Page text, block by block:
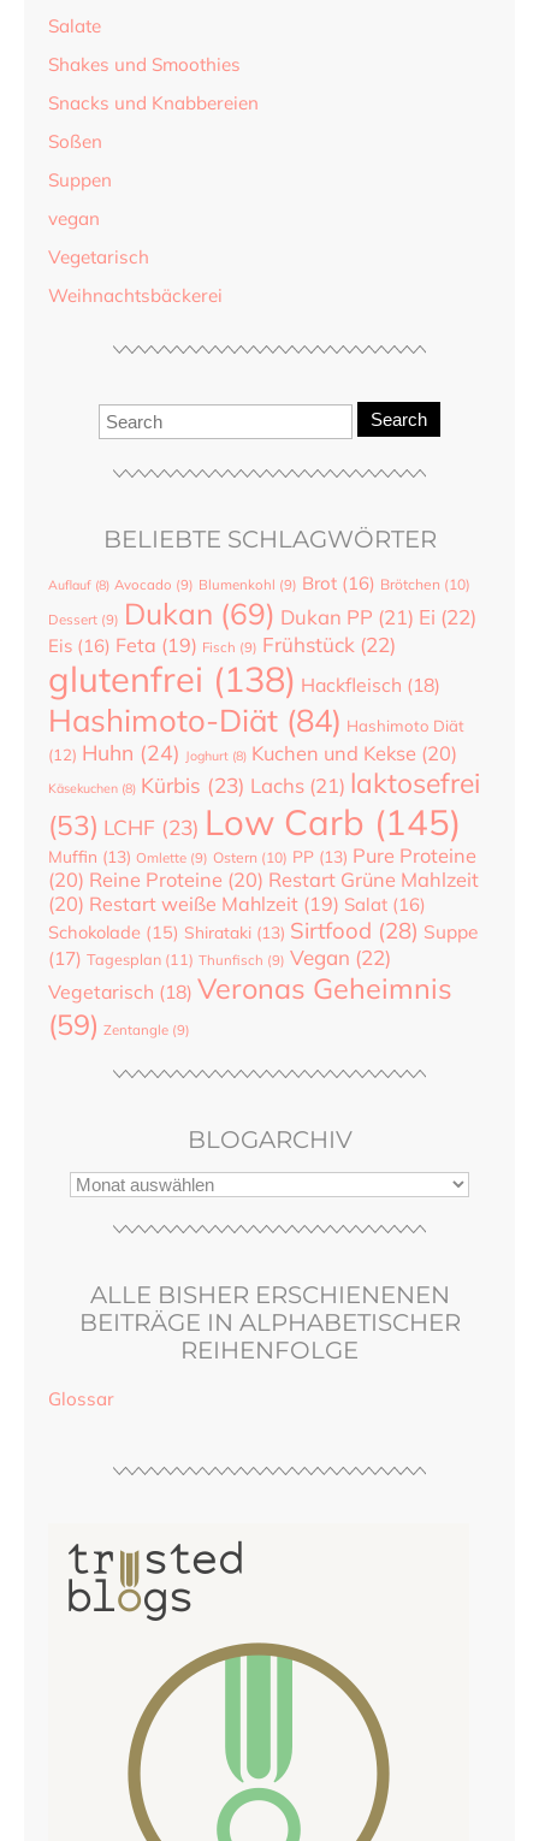
Salate
Shakes und Smoothies
Snacks und Knabbereien
Soßen
Suppen
vegan
Vegetarisch
Weihnachtsbäckerei
Search
BELIEBTE SCHLAGWÖRTER
Auflauf (8) Avocado (9) Blumenkohl (9) Brot (16) Brötchen (10)
Dessert (9) Dukan (69) Dukan PP (21) Ei (22)
Eis (16) Feta (19) Fisch (9) Frühstück (22)
glutenfrei (138) Hackfleisch (18)
Hashimoto-Diät (84) Hashimoto Diät
(12) Huhn (24) Joghurt (8) Kuchen und Kekse (20)
Käsekuchen (8) Kürbis (23) Lachs (21) laktosefrei
(53) LCHF (23) Low Carb (145)
Muffin (13) Omlette (9) Ostern (10) PP (13) Pure Proteine
(20) Reine Proteine (20) Restart Grüne Mahlzeit
(20) Restart weiße Mahlzeit (19) Salat (16)
Schokolade (15) Shirataki (13) Sirtfood (28) Suppe
(17) Tagesplan (11) Thunfisch (9) Vegan (22)
Vegetarisch (18) Veronas Geheimnis
(59) Zentangle (9)
BLOGARCHIV
ALLE BISHER ERSCHIENENEN
BEITRÄGE IN ALPHABETISCHER
REIHENFOLGE
Glossar